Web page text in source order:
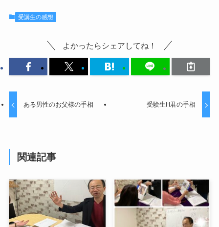
受講生の感想
よかったらシェアしてね！
ある男性のお父様の手相 受験生H君の手相
関連記事